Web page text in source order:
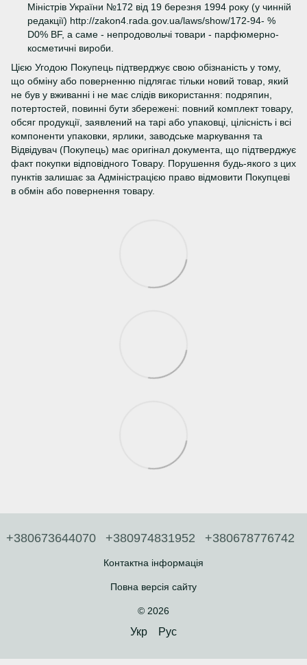
Міністрів України №172 від 19 березня 1994 року (у чинній
редакції) http://zakon4.rada.gov.ua/laws/show/172-94- %
D0% BF, а саме - непродовольчі товари - парфюмерно-
косметичні вироби.
Цією Угодою Покупець підтверджує свою обізнаність у тому,
що обміну або поверненню підлягає тільки новий товар, який
не був у вживанні і не має слідів використання: подряпин,
потертостей, повинні бути збережені: повний комплект товару,
обсяг продукції, заявлений на тарі або упаковці, цілісність і всі
компоненти упаковки, ярлики, заводське маркування та
Відвідувач (Покупець) має оригінал документа, що підтверджує
факт покупки відповідного Товару. Порушення будь-якого з цих
пунктів залишає за Адміністрацією право відмовити Покупцеві
в обмін або повернення товару.
+380673644070 +380974831952 +380678776742
Контактна інформація
Повна версія сайту
© 2026
Укр Рус